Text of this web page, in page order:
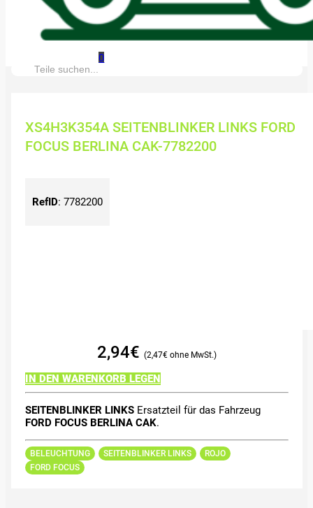
0
Suche:
XS4H3K354A SEITENBLINKER LINKS FORD
FOCUS BERLINA CAK-7782200
RefID: 7782200
2,94€ 2,47€
IN DEN WARENKORB LEGEN
SEITENBLINKER LINKSErsatzteil für das Fahrzeug
FORD FOCUS BERLINA CAK.
BELEUCHTUNG SEITENBLINKER LINKS
ROJO
FORD FOCUS